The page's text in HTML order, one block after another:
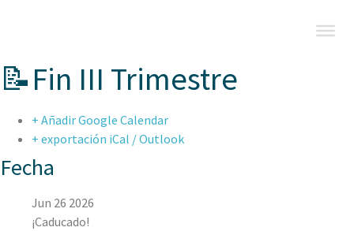
📝Fin III Trimestre
+ Añadir Google Calendar
+ exportación iCal / Outlook
Fecha
Jun 26 2026
¡Caducado!